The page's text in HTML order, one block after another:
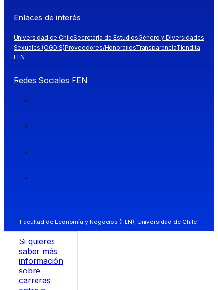
Enlaces de interés
Universidad de ChileSecretaría de EstudiosGénero y Diversidades
Sexuales (OGDIS)Proveedores/HonorariosTransparenciaTiendita
FEN
Redes Sociales FEN
Facultad de Economía y Negocios (FEN), Universidad de Chile.
Si quieres
saber más
información
sobre
carreras